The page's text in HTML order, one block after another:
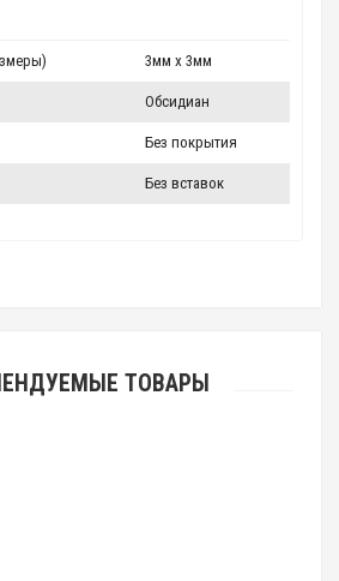
3мм x 3мм
Обсидиан
Без покрытия
Без вставок
ТОВАРЫ